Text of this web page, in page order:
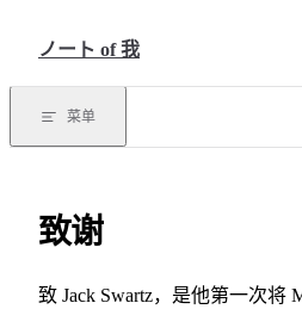
ノート of 我
菜单
致谢
致 Jack Swartz，是他第一次将